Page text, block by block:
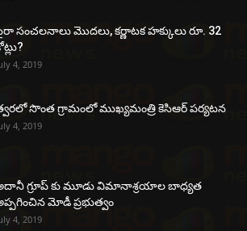
సంచలనాలు మొదలు, కర్ణాటక హక్కులు రూ. 32
4, 2019
సొంత గ్రామంలో ముఖ్యమంత్రి కెసిఆర్ పర్యటన
4, 2019
గ్రూప్ కు మూడు విమానాశ్రయాల బాధ్యత
మోడీ ప్రభుత్వం
4, 2019